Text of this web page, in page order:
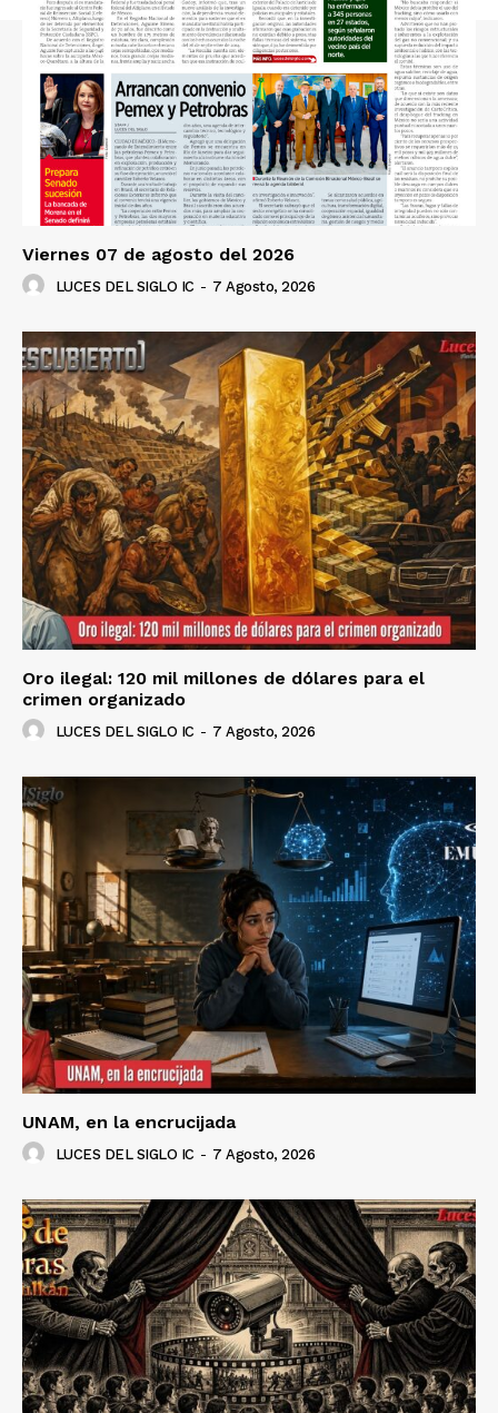
Luces
Del Siglo
Viernes 07 de agosto del 2026
LUCES DEL SIGLO IC - 7 Agosto, 2026
Oro ilegal: 120 mil millones de dólares para el
crimen organizado
LUCES DEL SIGLO IC - 7 Agosto, 2026
UNAM, en la encrucijada
LUCES DEL SIGLO IC - 7 Agosto, 2026